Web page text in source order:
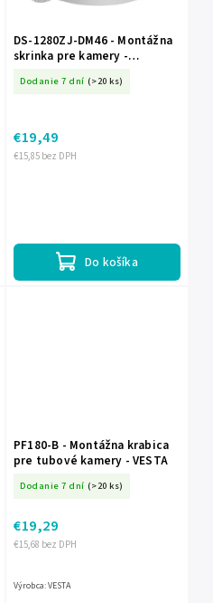
DS-1280ZJ-DM46 - Montážna
skrinka pre kamery -
Dodanie 7 dní (>20 ks)
€15,85 bez DPH
€19,49
Do košíka
PF180-B - Montážna krabica
pre tubové kamery - VESTA
Dodanie 7 dní (>20 ks)
€15,68 bez DPH
€19,29
Výrobca: VESTA